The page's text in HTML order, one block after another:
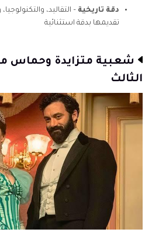
دقة تاريخية – التقاليد،
تقديمها بدقة استثنائية
شعبية متزايدة وحماس
الثالث